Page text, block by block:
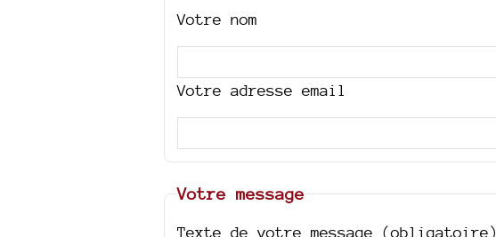
Votre nom
Votre adresse email
Votre message
Texte de votre message (obligatoire)